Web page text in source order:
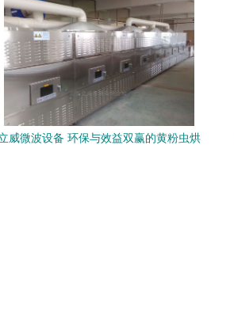
威微波设备 环保与效益双赢的黄粉虫烘